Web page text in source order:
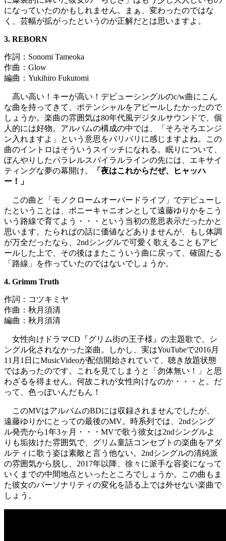
になっていたのかもしれません。まぁ、変わったのではな
く、芸幅が拡がったというのが正解だとは思いますよ。
3. REBORN
作詞：Sonomi Tameoka
作曲：Glow
編曲：Yukihiro Fukutomi
高い高い！キーが高い！デビューシングルのc/w曲にこん
な曲を持ってきて、ポテンシャルをアピールしたかったので
しょうか。楽曲の雰囲気は80年代風デジタルサウンドで、個
人的には好物。アルバムの構成の中では、「そろそろエンジ
ン入れますよ」という意思をバリバリに感じますよね。この
曲のイントロはそういうスイッチになれる。眠りについて、
ぼんやりしたパラレルスパイラルラインの先には、エキサイ
ティングな夢の幕開け。
「夜はこれからだぜ、ヒャッハ
ー！」
この曲と「モノクロームオーバードライブ」でデビューし
たということは、ポニーキャニオンとして遠藤ゆりかをこう
いう路線で育てよう・・・という当初の意思表示だったかと
思います。たらればの話に価値などありませんが、もし体調
が万全だったなら、2ndシングルで可愛く歌えることもアピ
ールした上で、その後はまたこういう曲に戻って、確固たる
「路線」を作っていたのではないでしょうか。
4. Grimm Truth
作詞：コツキミヤ
作曲：秋月須清
編曲：秋月須清
女性向けドラマCD『グリム街の王子様』の主題歌で、シ
ングル化されなかった楽曲。しかし、実はYouTubeで2016月
11月1日にMusicVideoが配信開始されていて、聴き放題状態
ではあったのです。これを見てしまうと「勿体無い！」と思
わざるを得ません。何故これが女性向けなのか・・・と。だ
って、色っぽいんだもん！
このMVはアルバムのBDには収録されませんでしたが、
遠藤ゆりかにとっての最後のMV。時系列では、2ndシング
ル発売から1年3ヶ月・・・MVで歌う彼女は2ndシングルよ
りも垢抜けた雰囲気で、グリム童話コンセプトの楽曲をアダ
ルティに歌う姿は素敵と言う他ない。2ndシングルの清純派
の雰囲気から脱し、2017年以降、徐々に派手な容姿になって
いくまでの中間地点といったところでしょうか。この曲もま
た彼女のパーソナリティの変化を語る上では外せない楽曲で
しょう。